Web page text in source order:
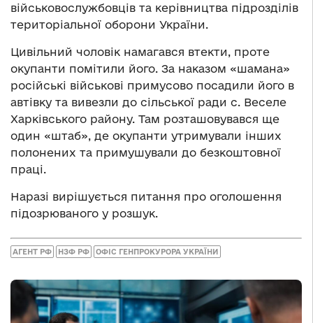
військовослужбовців та керівництва підрозділів
територіальної оборони України.
Цивільний чоловік намагався втекти, проте
окупанти помітили його. За наказом «шамана»
російські військові примусово посадили його в
автівку та вивезли до сільської ради с. Веселе
Харківського району. Там розташовувався ще
один «штаб», де окупанти утримували інших
полонених та примушували до безкоштовної
праці.
Наразі вирішується питання про оголошення
підозрюваного у розшук.
АГЕНТ РФ НЗФ РФ ОФІС ГЕНПРОКУРОРА УКРАЇНИ